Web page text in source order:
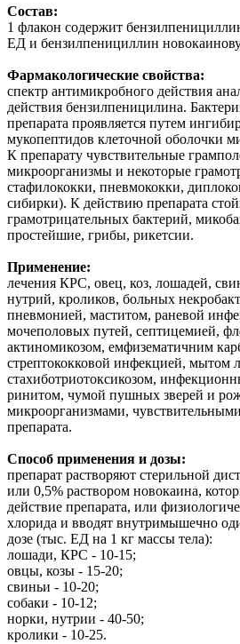
Состав:
1 флакон содержит
ЕД и бензилпенициллин
Фармакологические свойства:
спектр антимикробного действия
действия бензилпеницилина.
препарата проявляется путем
мукопептидов клеточной оболочки
К препарату чувствительные
микроорганизмы и некоторые
стафилококки, пневмококки,
сибирки). К действию препарата
грамотрицательных бактерий,
простейшие, грибы, рикетсии.
Применение:
лечения КРС, овец, коз, лошадей,
нутрий, кроликов, больных
пневмонией, маститом, раневой
мочеполовых путей, септицемией,
актиномикозом, емфизематичним
стрептококковой инфекцией, мытом
стахиботриотоксикозом,
ринитом, чумой пушных зверей и
микроорганизмами,
препарата.
Способ применения и дозы:
препарат растворяют стерильной
или 0,5% раствором новокаина,
действие препарата, или
хлорида и вводят внутримышечно
дозе (тыс. ЕД на 1 кг массы тела):
лошади, КРС - 10-15;
овцы, козы - 15-20;
свиньи - 10-20;
собаки - 10-12;
норки, нутрии - 40-50;
кролики - 10-25.